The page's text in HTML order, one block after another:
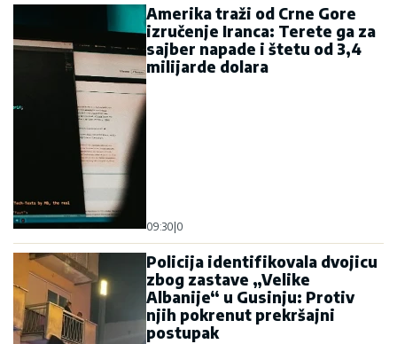
Amerika traži od Crne Gore
izručenje Iranca: Terete ga za
sajber napade i štetu od 3,4
milijarde dolara
09:30 0
Policija identifikovala dvojicu
zbog zastave „Velike
Albanije“ u Gusinju: Protiv
njih pokrenut prekršajni
postupak